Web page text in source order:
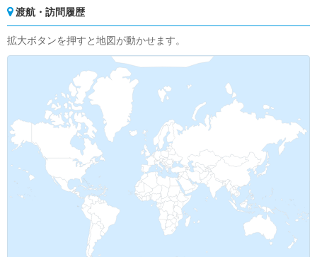
渡航・訪問履歴
拡大ボタンを押すと地図が動かせます。